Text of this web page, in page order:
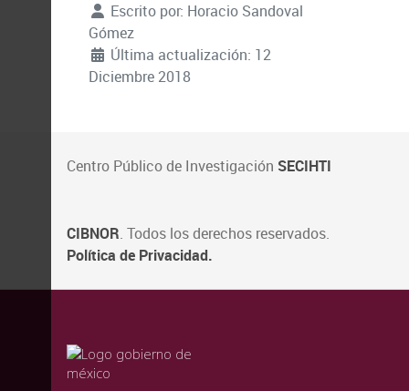
Escrito por: Horacio Sandoval
Gómez
Última actualización: 12
Diciembre 2018
Centro Público de Investigación SECIHTI
CIBNOR. Todos los derechos reservados.
Política de Privacidad.